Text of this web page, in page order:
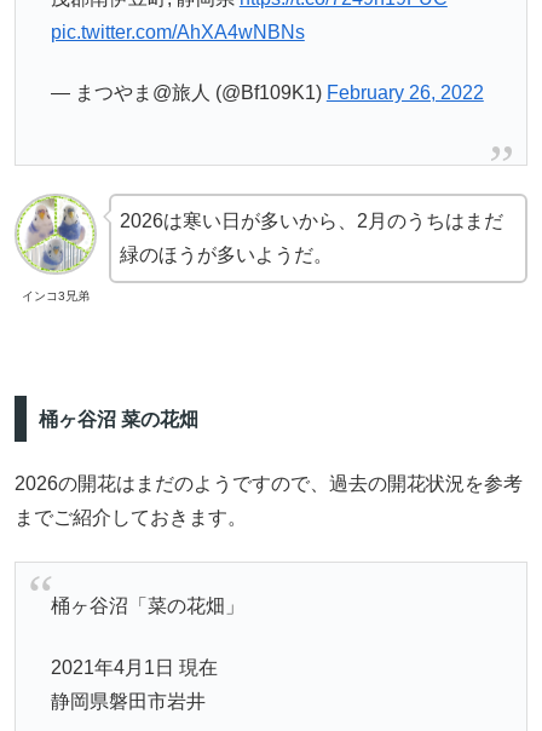
pic.twitter.com/AhXA4wNBNs
— まつやま@旅人 (@Bf109K1) February 26, 2022
インコ3兄弟
2026は寒い日が多いから、2月のうちはまだ
緑のほうが多いようだ。
桶ヶ谷沼 菜の花畑
2026の開花はまだのようですので、過去の開花状況を参考
までご紹介しておきます。
桶ヶ谷沼「菜の花畑」
2021年4月1日 現在
静岡県磐田市岩井